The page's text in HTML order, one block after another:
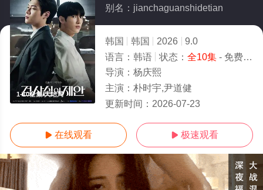
1-10全集/大结局
别名：jianchaguanshidetian
韩国 韩国 2026
9.0
语言： 韩语 状态： 全10集- 免费在线观看
导演： 杨庆熙
主演： 朴时宇,尹道健
更新时间： 2026-07-23
 在线观看  极速观看